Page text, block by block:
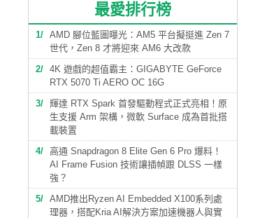
最愛排行榜
1
AMD 腳位藍圖曝光：AM5 平台擬挺進 Zen 7
世代，Zen 8 才將迎來 AM6 大改款
2
4K 遊戲的超值霸主：GIGABYTE GeForce
RTX 5070 Ti AERO OC 16G
3
輝達 RTX Spark 首發驅動程式正式亮相！原
生支援 Arm 架構，微軟 Surface 成為首批搭
載裝置
4
高通 Snapdragon 8 Elite Gen 6 Pro 爆料！
AI Frame Fusion 技術讓插幀跟 DLSS 一樣
強？
5
AMD推出Ryzen AI Embedded X100系列處
理器，搭配Kria AI解決方案加速機器人與實